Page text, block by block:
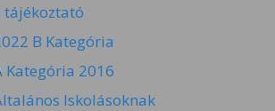
B Kategória
Kategória 2016
Iskolásoknak